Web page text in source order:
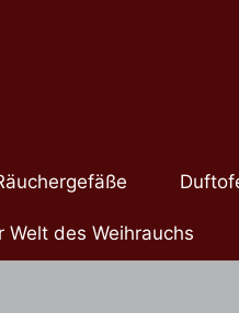
Welt des Weihrauchs